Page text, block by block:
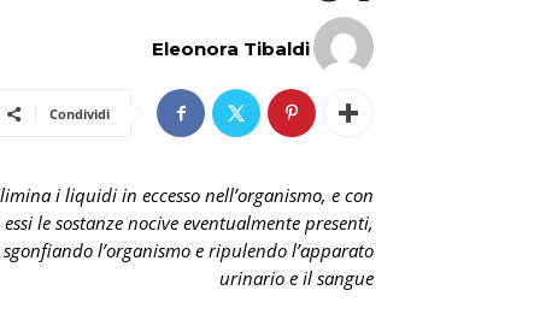
Eleonora Tibaldi
Condividi
i liquidi in eccesso nell’organismo, e con
essi le sostanze nocive eventualmente presenti,
sgonfiando l’organismo e ripulendo l’apparato
urinario e il sangue